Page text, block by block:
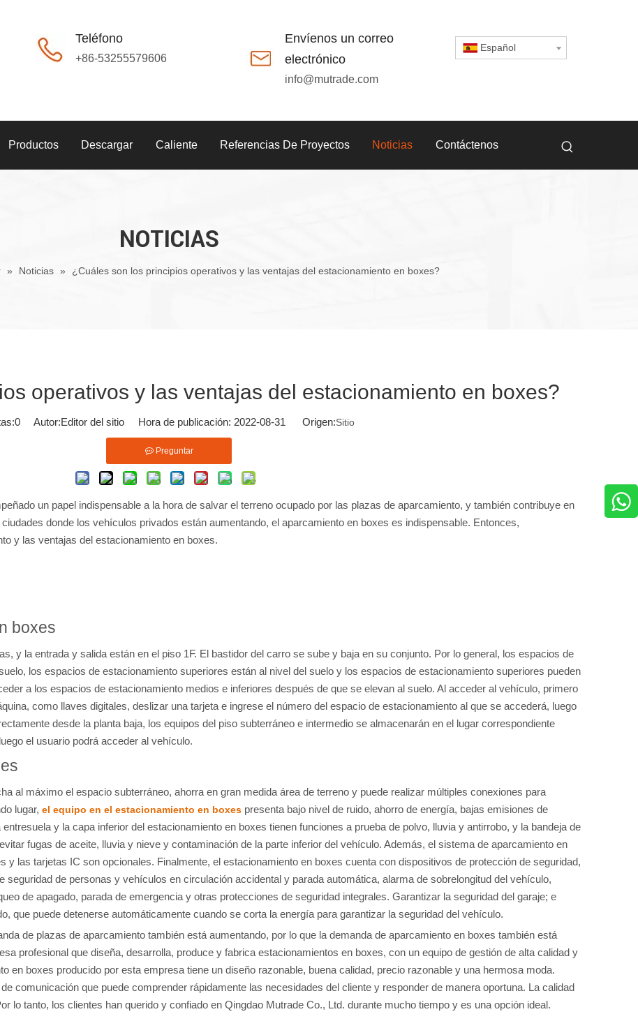
Teléfono
+86-53255579606
Envíenos un correo
electrónico
info@mutrade.com
Español
Productos Descargar Caliente Referencias De Proyectos Noticias Contáctenos
NOTICIAS
» Noticias » ¿Cuáles son los principios operativos y las ventajas del estacionamiento en boxes?
operativos y las ventajas del estacionamiento en boxes?
0 Autor:Editor del sitio Hora de publicación: 2022-08-31 Origen:Sitio
Preguntar
un papel indispensable a la hora de salvar el terreno ocupado por las plazas de aparcamiento, y también contribuye en
donde los vehículos privados están aumentando, el aparcamiento en boxes es indispensable. Entonces,
y las ventajas del estacionamiento en boxes.
boxes
y la entrada y salida están en el piso 1F. El bastidor del carro se sube y baja en su conjunto. Por lo general, los espacios de
los espacios de estacionamiento superiores están al nivel del suelo y los espacios de estacionamiento superiores pueden
a los espacios de estacionamiento medios e inferiores después de que se elevan al suelo. Al acceder al vehículo, primero
como llaves digitales, deslizar una tarjeta e ingrese el número del espacio de estacionamiento al que se accederá, luego
desde la planta baja, los equipos del piso subterráneo e intermedio se almacenarán en el lugar correspondiente
el usuario podrá acceder al vehículo.
al máximo el espacio subterráneo, ahorra en gran medida área de terreno y puede realizar múltiples conexiones para
lugar, el equipo en el estacionamiento en boxes presenta bajo nivel de ruido, ahorro de energía, bajas emisiones de
y la capa inferior del estacionamiento en boxes tienen funciones a prueba de polvo, lluvia y antirrobo, y la bandeja de
fugas de aceite, lluvia y nieve y contaminación de la parte inferior del vehículo. Además, el sistema de aparcamiento en
y las tarjetas IC son opcionales. Finalmente, el estacionamiento en boxes cuenta con dispositivos de protección de seguridad,
de personas y vehículos en circulación accidental y parada automática, alarma de sobrelongitud del vehículo,
de apagado, parada de emergencia y otras protecciones de seguridad integrales. Garantizar la seguridad del garaje; e
que puede detenerse automáticamente cuando se corta la energía para garantizar la seguridad del vehículo.
de plazas de aparcamiento también está aumentando, por lo que la demanda de aparcamiento en boxes también está
profesional que diseña, desarrolla, produce y fabrica estacionamientos en boxes, con un equipo de gestión de alta calidad y
en boxes producido por esta empresa tiene un diseño razonable, buena calidad, precio razonable y una hermosa moda.
comunicación que puede comprender rápidamente las necesidades del cliente y responder de manera oportuna. La calidad
lo tanto, los clientes han querido y confiado en Qingdao Mutrade Co., Ltd. durante mucho tiempo y es una opción ideal.